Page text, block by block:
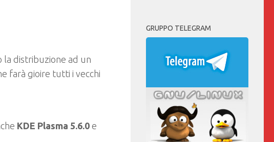
distribuzione ad un
farà gioire tutti i vecchi
KDE Plasma 5.6.0 e
GRUPPO TELEGRAM